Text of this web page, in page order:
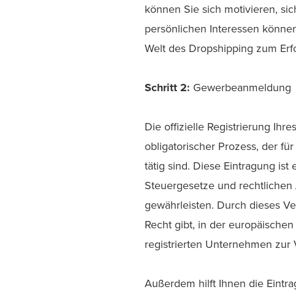
können Sie sich motivieren,
persönlichen Interessen
Welt des Dropshipping zum
Schritt 2: Gewerbeanmeldung
Die offizielle Registrierung
obligatorischer Prozess, der
tätig sind. Diese Eintragung
Steuergesetze und
gewährleisten. Durch dieses
Recht gibt, in der
registrierten Unternehmen zur
Außerdem hilft Ihnen die